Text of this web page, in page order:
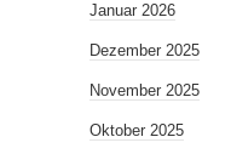
Januar 2026
Dezember 2025
November 2025
Oktober 2025